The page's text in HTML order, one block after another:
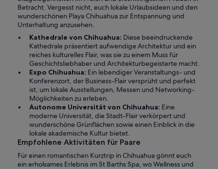
Betracht. Vergesst nicht, euch lokale Urlaubsideen und den
wunderschönen Playa Chihuahua zur Entspannung und
Unterhaltung anzusehen.
Kathedrale von Chihuahua: Diese beeindruckende
Kathedrale präsentiert aufwendige Architektur und ein
reiches kulturelles Flair, was sie zu einem Muss für
Geschichtsliebhaber und Architekturbegeisterte macht.
Expo Chihuahua: Ein lebendiger Veranstaltungs- und
Konferenzort, der Business-Flair versprüht und perfekt
ist, um lokale Ausstellungen, Messen und Networking-
Möglichkeiten zu erleben.
Autonome Universität von Chihuahua: Eine
moderne Universität, die Stadt-Flair verkörpert und
wunderschöne Grünflächen sowie einen Einblick in die
lokale akademische Kultur bietet.
Empfohlene Aktivitäten für Paare
Für einen romantischen Kurztrip in Chihuahua gönnt euch
ein erholsames Erlebnis im St Barths Spa, wo Wellness und